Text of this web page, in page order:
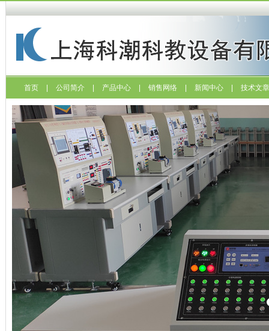
首页 公司简介 产品中心 销售网络 新闻中心 技术文章